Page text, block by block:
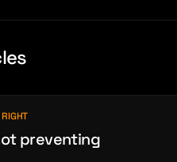
preventing